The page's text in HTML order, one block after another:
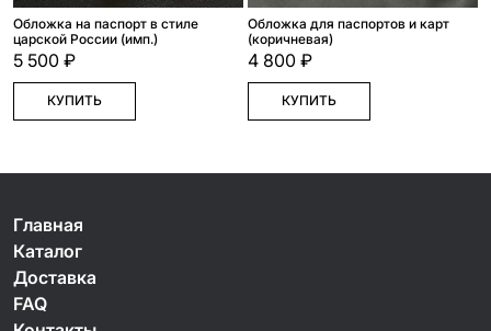
Обложка на паспорт в стиле
царской России (имп.)
5 500 ₽
КУПИТЬ
Обложка для паспортов и карт
(коричневая)
4 800 ₽
КУПИТЬ
Главная
Каталог
Доставка
FAQ